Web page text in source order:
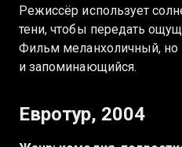
Режиссёр использует
тени, чтобы передать
Фильм меланхоличный, но
и запоминающийся.
Евротур, 2004